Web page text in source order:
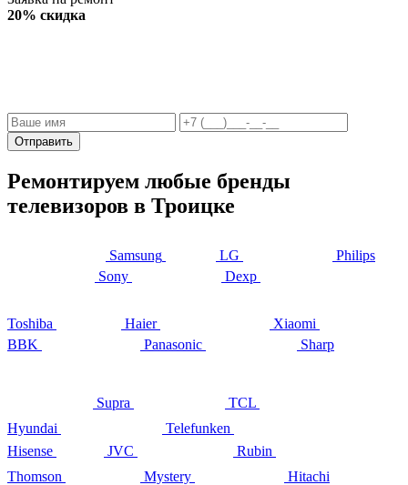
20% скидка
Отправить
Ремонтируем любые бренды
телевизоров в Троицке
Samsung LG
Philips
Sony
Dexp
Toshiba Haier
Xiaomi
BBK
Panasonic Sharp
Supra
TCL
Hyundai
Telefunken
Hisense
JVC
Rubin
Thomson
Mystery
Hitachi